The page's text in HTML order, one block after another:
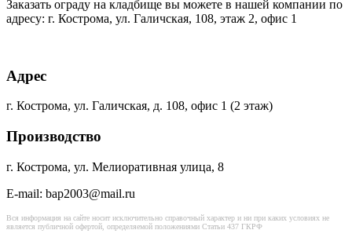
Заказать ограду на кладбище вы можете в нашей компании по
адресу: г. Кострома, ул. Галичская, 108, этаж 2, офис 1
Адрес
г. Кострома, ул. Галичская, д. 108, офис 1 (2 этаж)
Производство
г. Кострома, ул. Мелиоративная улица, 8
E-mail: bap2003@mail.ru
Вся информация на сайте носит исключительно справочный характер и ни при каких условиях не
является публичной офертой, определяемой положениями Статьи 437 ГКРФ